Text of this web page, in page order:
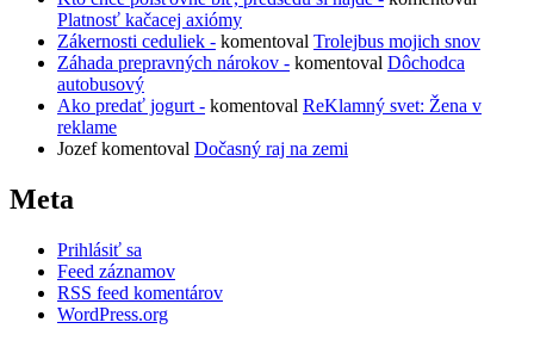
Platnosť kačacej axiómy
Zákernosti ceduliek - komentoval Trolejbus mojich snov
Záhada prepravných nárokov - komentoval Dôchodca
autobusový
Ako predať jogurt - komentoval ReKlamný svet: Žena v
reklame
Jozefkomentoval Dočasný raj na zemi
Meta
Prihlásiť sa
Feed záznamov
RSS feed komentárov
WordPress.org